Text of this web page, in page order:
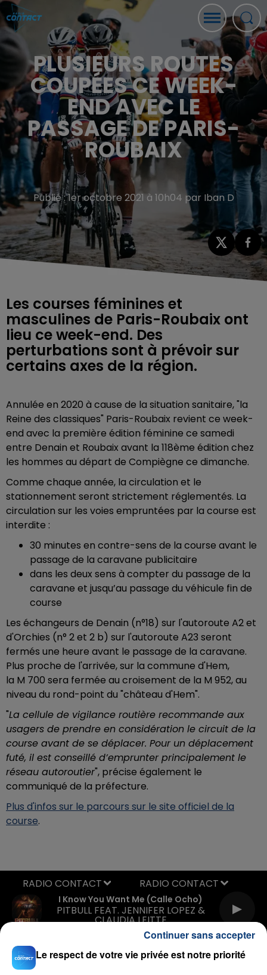
PLUSIEURS ROUTES
COUPÉES CE WEEK-
END AVEC LE
PASSAGE DE PARIS-
ROUBAIX
Publié : 1er octobre 2021 à 10h04 par Iban D
Les courses féminines et
masculines de Paris-Roubaix ont
lieu ce week-end. Des
perturbations sont à prévoir sur
certains axes de la région.
Annulée en 2020 à cause de la situation sanitaire, "la
Reine des classiques" Paris-Roubaix revient ce week-
end avec la première édition féminine ce samedi
entre Denain et Roubaix avant la 118ème édition chez
les hommes au départ de Compiègne ce dimanche.
Comme chaque année, la circulation et le
stationnement seront strictement réglementés. La
circulation sur les voies empruntées par la course est
interdite :
30 minutes en contre-sens de la course avant le
passage de la caravane publicitaire
dans les deux sens à compter du passage de la
caravane et jusqu’au passage du véhicule fin de
course
Les échangeurs de Denain (n°18) sur l'autoroute A2 et
d'Orchies (n° 2 et 2 b) sur l'autoroute A23 seront
fermés une heure avant le passage de la caravane.
Plus proche de l'arrivée, sur la commune d'Hem,
la M 700 sera fermée au croisement de la M 952, au
niveau du rond-point du "château d'Hem".
"La cellule de vigilance routière recommande aux
usagers de prendre en considération le circuit de la
course avant de se déplacer. Pour un déplacement
futé, il est conseillé d’emprunter principalement le
réseau autoroutier", précise également le
communiqué de la préfecture.
Plus d'infos sur le parcours sur le site officiel de la
course.
I Know You Want Me (calle Ocho)
PITBULL FEAT. JENNIFER LOPEZ &
CLAUDIA LEITTE
RADIO CONTACT
Le respect de votre vie privée est notre priorité
Continuer sans accepter